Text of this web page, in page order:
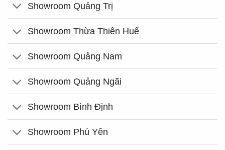
Showroom Quảng Trị
Showroom Thừa Thiên Huế
Showroom Quảng Nam
Showroom Quảng Ngãi
Showroom Bình Định
Showroom Phú Yên